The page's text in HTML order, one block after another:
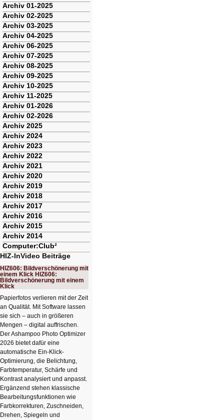
Navigation
überspringen
Archiv 01-2025
Archiv 02-2025
Archiv 03-2025
Archiv 04-2025
Archiv 06-2025
Archiv 07-2025
Archiv 08-2025
Archiv 09-2025
Archiv 10-2025
Archiv 11-2025
Archiv 01-2026
Archiv 02-2026
Archiv 2025
Archiv 2024
Archiv 2023
Archiv 2022
Archiv 2021
Archiv 2020
Archiv 2019
Archiv 2018
Archiv 2017
Archiv 2016
Archiv 2015
Archiv 2014
Computer:Club²
HIZ-InVideo Beiträge
HIZ606: Bildverschönerung mit
einem Klick HIZ606:
Bildverschönerung mit einem
Klick
Papierfotos verlieren mit der Zeit
an Qualität. Mit Software lassen
sie sich – auch in größeren
Mengen – digital auffrischen.
Der Ashampoo Photo Optimizer
2026 bietet dafür eine
automatische Ein-Klick-
Optimierung, die Belichtung,
Farbtemperatur, Schärfe und
Kontrast analysiert und anpasst.
Ergänzend stehen klassische
Bearbeitungsfunktionen wie
Farbkorrekturen, Zuschneiden,
Drehen, Spiegeln und